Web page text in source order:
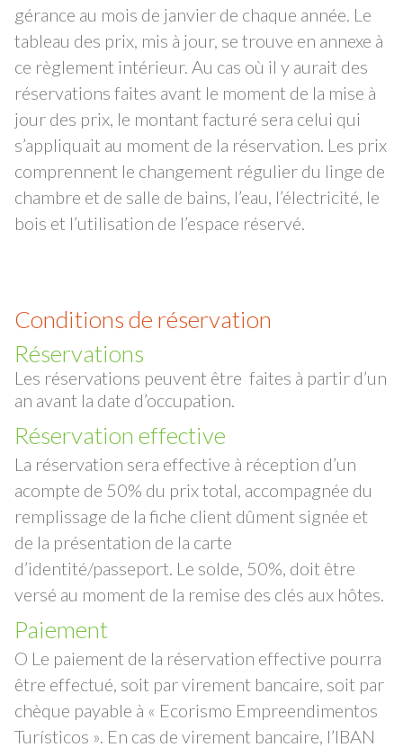
gérance au mois de janvier de chaque année. Le
tableau des prix, mis à jour, se trouve en annexe à
ce règlement intérieur. Au cas où il y aurait des
réservations faites avant le moment de la mise à
jour des prix, le montant facturé sera celui qui
s’appliquait au moment de la réservation. Les prix
comprennent le changement régulier du linge de
chambre et de salle de bains, l’eau, l’électricité, le
bois et l’utilisation de l’espace réservé.
Conditions de réservation
Réservations
Les réservations peuvent être faites à partir d’un
an avant la date d’occupation.
Réservation effective
La réservation sera effective à réception d’un
acompte de 50% du prix total, accompagnée du
remplissage de la fiche client dûment signée et
de la présentation de la carte
d’identité/passeport. Le solde, 50%, doit être
versé au moment de la remise des clés aux hôtes.
Paiement
O Le paiement de la réservation effective pourra
être effectué, soit par virement bancaire, soit par
chèque payable à « Ecorismo Empreendimentos
Turísticos ». En cas de virement bancaire, l’IBAN